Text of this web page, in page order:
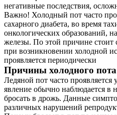
негативные последствия,
Важно! Холодный пот часто
сахарного диабета, во время
онкологических образований,
железы. По этой причине стоит
при возникновении холодной
проявляется периодически
Причины холодного
Ледяной пот часто
явление обычно наблюдается в
бросать в дрожь. Данные
различных нарушений